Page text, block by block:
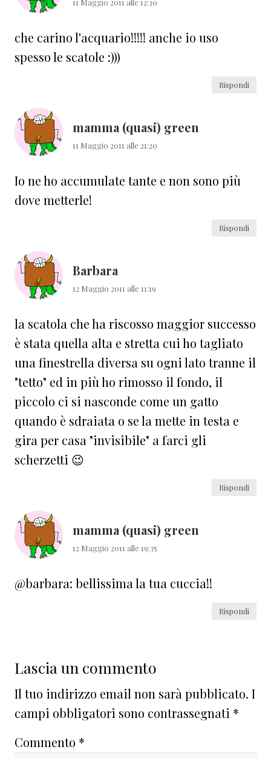
11 Maggio 2011 alle 12:30
che carino l'acquario!!!!! anche io uso
spesso le scatole :)))
Rispondi
mamma (quasi) green
11 Maggio 2011 alle 21:20
Io ne ho accumulate tante e non sono più
dove metterle!
Rispondi
Barbara
12 Maggio 2011 alle 11:19
la scatola che ha riscosso maggior successo
è stata quella alta e stretta cui ho tagliato
una finestrella diversa su ogni lato tranne il
"tetto" ed in più ho rimosso il fondo, il
piccolo ci si nasconde come un gatto
quando è sdraiata o se la mette in testa e
gira per casa "invisibile" a farci gli
scherzetti 😉
Rispondi
mamma (quasi) green
12 Maggio 2011 alle 19:35
@barbara: bellissima la tua cuccia!!
Rispondi
Lascia un commento
Il tuo indirizzo email non sarà pubblicato. I
campi obbligatori sono contrassegnati *
Commento *